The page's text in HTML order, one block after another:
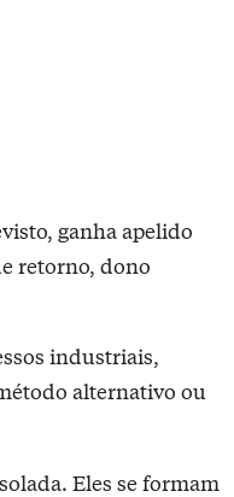
retorno, dono
industriais,
alternativo ou
Eles se formam